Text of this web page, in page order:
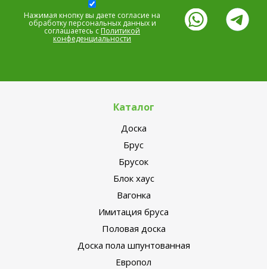
Нажимая кнопку вы даете согласие на
обработку персональных данных и
соглашаетесь с Политикой
конфеденциальности
Каталог
Доска
Брус
Брусок
Блок хаус
Вагонка
Имитация бруса
Половая доска
Доска пола шпунтованная
Европол